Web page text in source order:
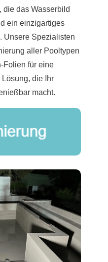
das Wasserbild
ein einzigartiges
Unsere Spezialisten
aller Pooltypen
Folien für eine
die Ihr
macht.